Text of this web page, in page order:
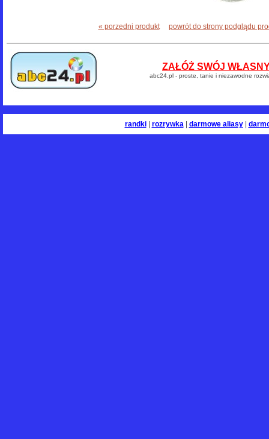
« porzedni produkt powrót do strony podglądu
ZAŁÓŻ SWÓJ
abc24.pl - proste, tanie i niezawodne
randki| rozrywka| darmowe aliasy|